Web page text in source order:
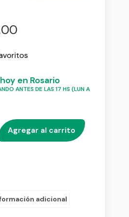
en Rosario
ANTES DE LAS 17 HS (LUN A
Agregar al carrito
adicional